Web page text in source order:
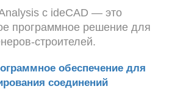
с ideCAD — это
программное решение для
строителей.
обеспечение для
соединений